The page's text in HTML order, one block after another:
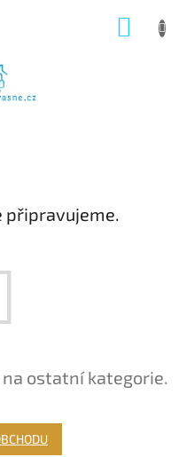
připravujeme.
ostatní kategorie.